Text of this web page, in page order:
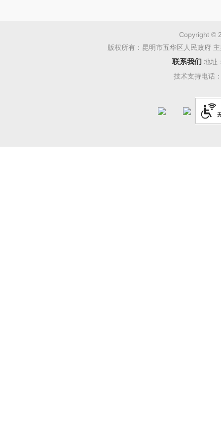
第二十
信息内
行政处
行政强
信息内
行政事
Copyright ©
版权所有：昆明市五华区人民政府
联系我们 地址
技术支持电话